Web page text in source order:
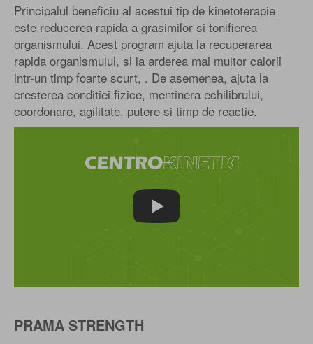
Principalul beneficiu al acestui tip de kinetoterapie
este reducerea rapida a grasimilor si tonifierea
organismului. Acest program ajuta la recuperarea
rapida organismului, si la arderea mai multor calorii
intr-un timp foarte scurt, . De asemenea, ajuta la
cresterea conditiei fizice, mentinera echilibrului,
coordonare, agilitate, putere si timp de reactie.
Play
PRAMA STRENGTH